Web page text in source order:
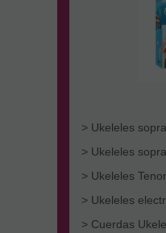
> Ukeleles
> Ukeleles
> Ukeleles Tenor
> Ukeleles
> Cuerdas